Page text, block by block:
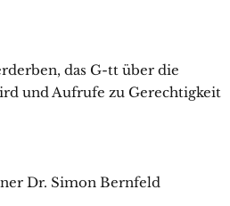
das G-tt über die
und Aufrufe zu Gerechtigkeit
Dr. Simon Bernfeld